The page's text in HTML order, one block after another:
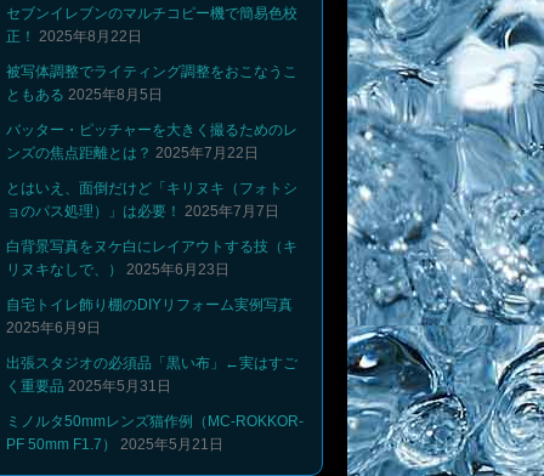
セブンイレブンのマルチコピー機で簡易色校
正！ 2025年8月22日
被写体調整でライティング調整をおこなうこ
ともある 2025年8月5日
バッター・ピッチャーを大きく撮るためのレ
ンズの焦点距離とは？ 2025年7月22日
とはいえ、面倒だけど「キリヌキ（フォトシ
ョのパス処理）」は必要！ 2025年7月7日
白背景写真をヌケ白にレイアウトする技（キ
リヌキなしで、）
2025年6月23日
自宅トイレ飾り棚のDIYリフォーム実例写真
2025年6月9日
出張スタジオの必須品「黒い布」←実はすご
く重要品 2025年5月31日
ミノルタ50mmレンズ猫作例（MC-ROKKOR-
PF 50mm F1.7）
2025年5月21日